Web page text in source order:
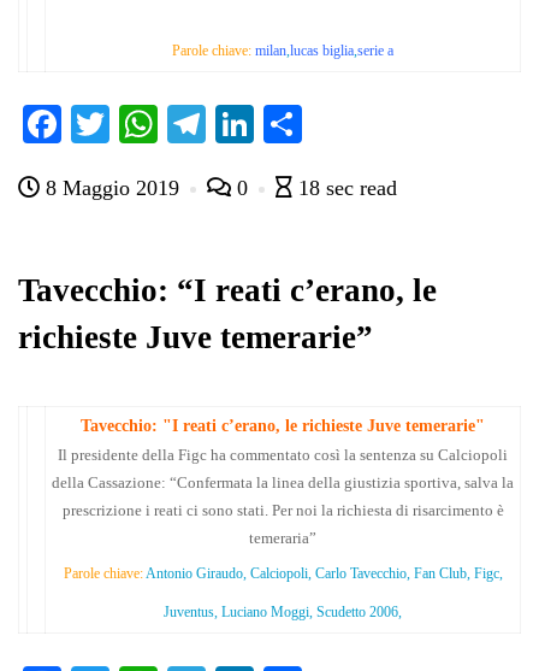
Parole chiave: milan,lucas biglia,serie a
Fa
bo
T
tte
W
ts
pp
Te
gr
m
Li
ed di
di
8 Maggio 2019 0 18 sec read
Tavecchio: “I reati c’erano, le
richieste Juve temerarie”
Tavecchio: "I reati c’erano, le richieste Juve temerarie"
Il presidente della Figc ha commentato così la sentenza su Calciopoli
della Cassazione: “Confermata la linea della giustizia sportiva, salva la
prescrizione i reati ci sono stati. Per noi la richiesta di risarcimento è
temeraria”
Parole chiave:Antonio Giraudo, Calciopoli, Carlo Tavecchio, Fan Club, Figc,
Juventus, Luciano Moggi, Scudetto 2006,